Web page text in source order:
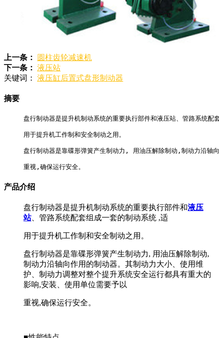
上一条：
圆柱齿轮减速机
下一条： 液压站
关键词： 液压缸后置式盘形制动器
摘要
盘行制动器是提升机制动系统的重要执行部件和液压站、管路系统
用于提升机工作制和安全制动之用。
盘行制动器是靠碟形弹簧产生制动力, 用油压解除制动,制动力沿轴
重视,确保运行安全。
产品介绍
盘行制动器是提升机制动系统的重要执行部件和液压
站、管路系统配套组成一套的制动系统 ,适
用于提升机工作制和安全制动之用。
盘行制动器是靠碟形弹簧产生制动力, 用油压解除制动,
制动力沿轴向作用的制动器。其制动力大小、使用维
护、制动力调整对整个提升系统安全运行都具有重大的
影响,安装、使用单位需要予以
重视,确保运行安全。